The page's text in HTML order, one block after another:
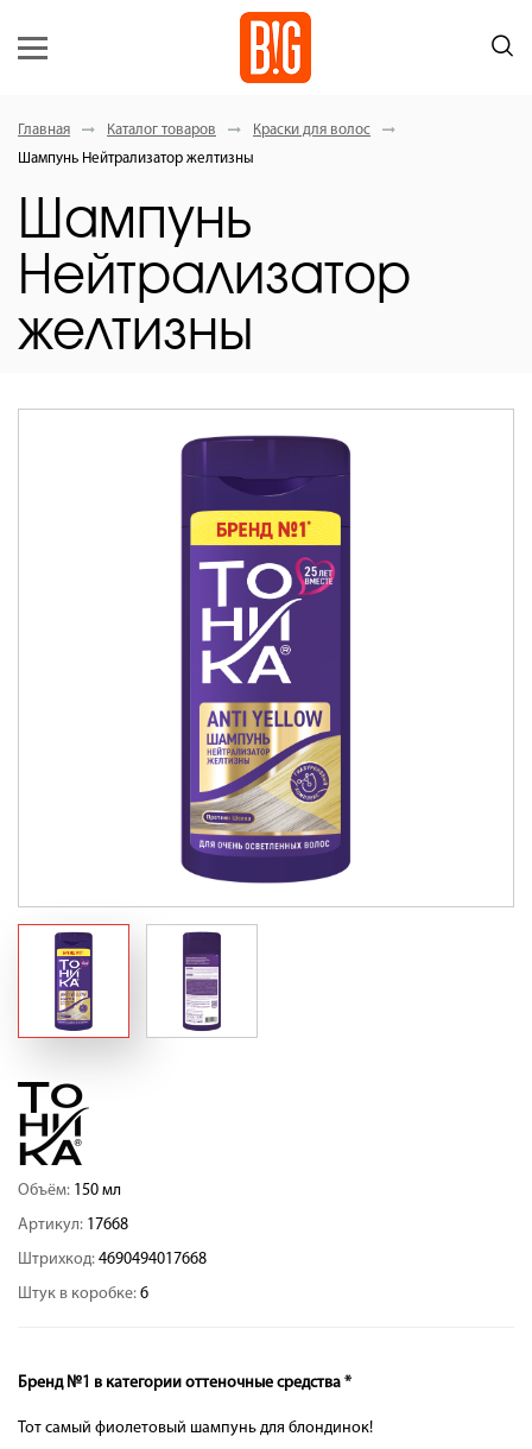
Главная Каталог товаров
Краски для волос
Шампунь Нейтрализатор желтизны
Шампунь
Нейтрализатор
желтизны
Объём: 150 мл
Артикул: 17668
Штрихкод: 4690494017668
Штук в коробке: 6
Бренд №1 в категории оттеночные средства *
Тот самый фиолетовый шампунь для блондинок!